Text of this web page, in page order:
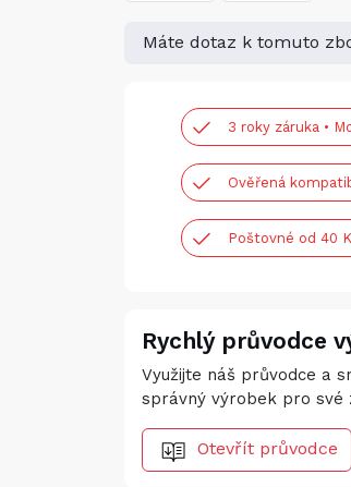
Máte dotaz k tomuto
3 roky záruka •
Ověřená
Poštovné od 40
Rychlý průvodce
Využijte náš průvodce a
správný výrobek pro své
Otevřít průvodce